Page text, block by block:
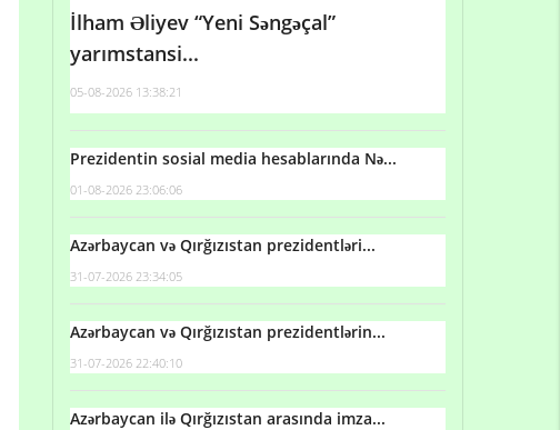
İlham Əliyev “Yeni Səngəçal”
yarımstansi...
05-08-2026 13:38:21
Prezidentin sosial media hesablarında Nə...
01-08-2026 23:06:06
Azərbaycan və Qırğızıstan prezidentləri...
31-07-2026 23:34:05
Azərbaycan və Qırğızıstan prezidentlərin...
31-07-2026 22:40:10
Azərbaycan ilə Qırğızıstan arasında imza...